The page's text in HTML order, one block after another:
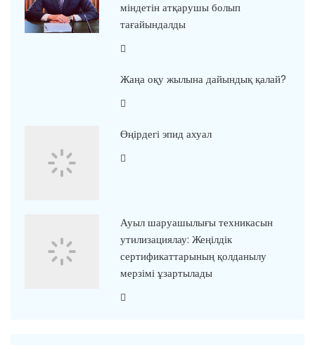
міндетін атқарушы болып
тағайындалды
Жаңа оқу жылына дайындық қалай?
Өңірдегі эпид ахуал
Ауыл шаруашылығы техникасын
утилизациялау: Жеңілдік
сертификаттарының қолданылу
мерзімі ұзартылады